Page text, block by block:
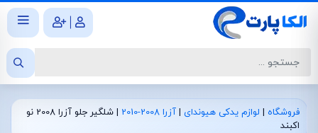
|
فروشگاه | لوازم یدکی هیوندای | آزرا 2008-2010 |
شلگیر جلو آزرا 2008 نو
اکبند